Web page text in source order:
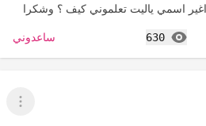
اسمي ياليت تعلموني كيف ؟ وشكرا
630
المشاهدات ساعدوني
عرض